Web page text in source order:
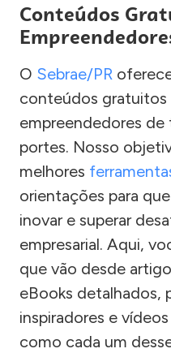
Conteúdos
O Sebrae/PR
conteúdos gratuitos
empreendedores
portes. Nosso
melhores
orientações para
inovar e superar
empresarial. Aqui,
que vão desde
eBooks detalhados,
inspiradores e
como cada um